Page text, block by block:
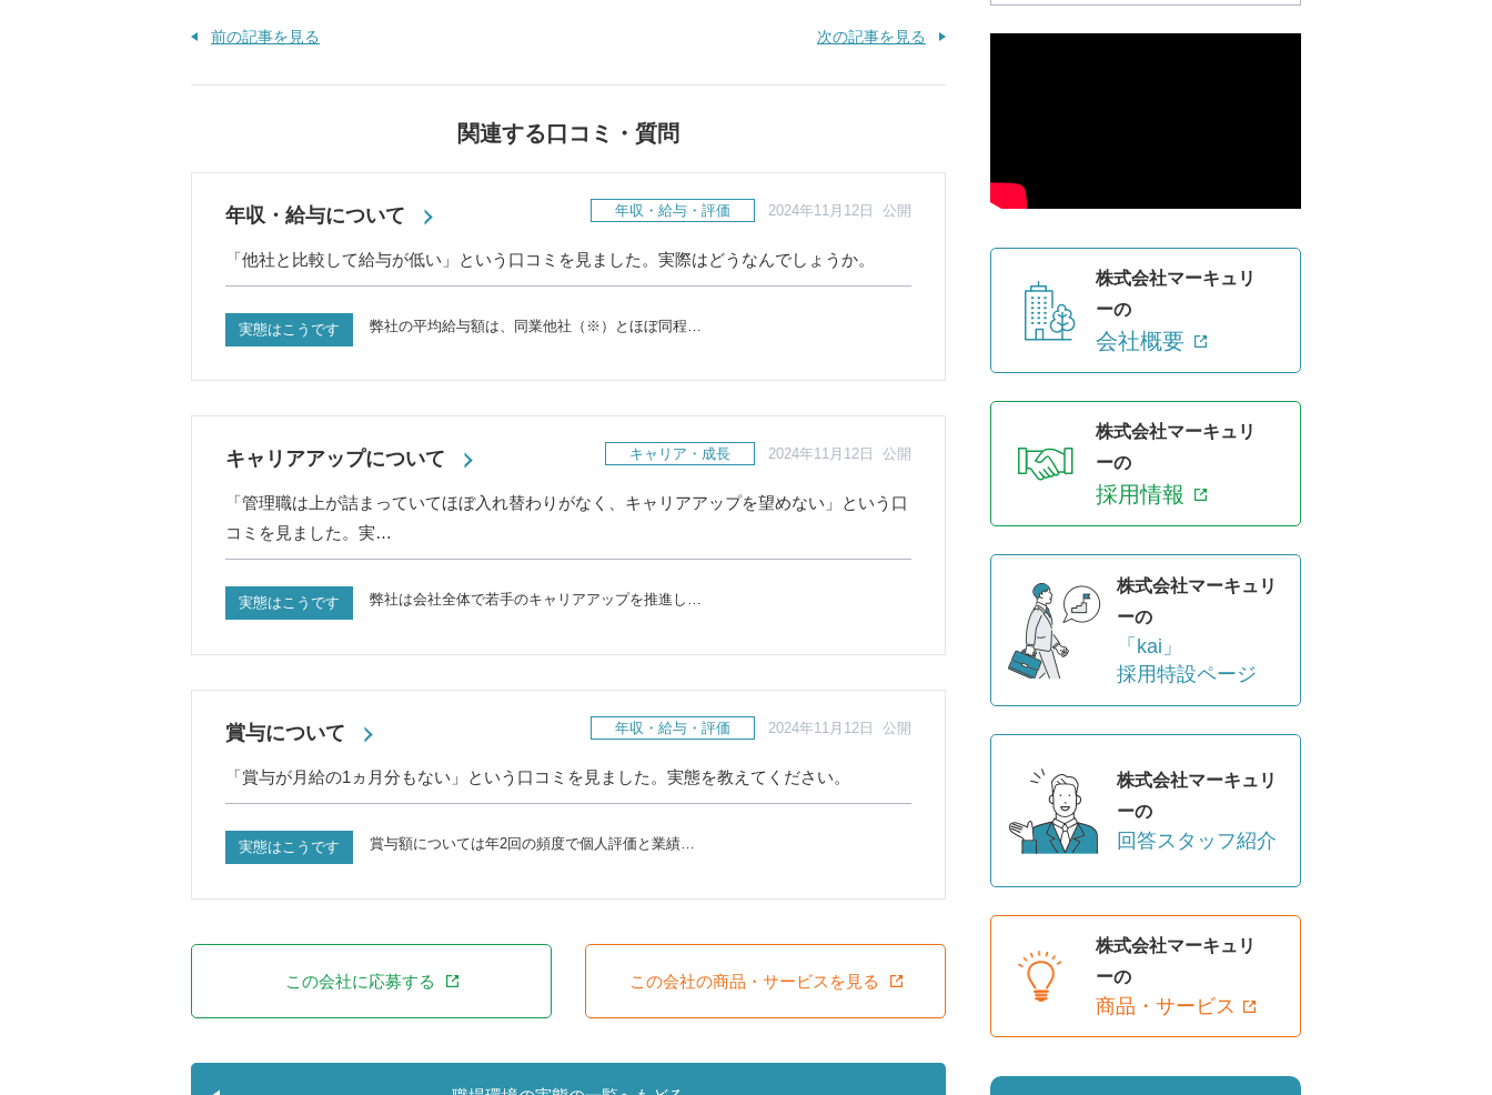
前の記事を見る 次の記事を見る
関連する口コミ・質問
年収・給与について 年収・給与・評価 2024年11月12日 公開
「他社と比較して給与が低い」という口コミを見ました。実際はどうなんでしょうか。
実態はこうです 弊社の平均給与額は、同業他社（※）とほぼ同程…
キャリアアップについて キャリア・成長 2024年11月12日 公開
「管理職は上が詰まっていてほぼ入れ替わりがなく、キャリアアップを望めない」という口
コミを見ました。実…
実態はこうです 弊社は会社全体で若手のキャリアアップを推進し…
賞与について 年収・給与・評価 2024年11月12日 公開
「賞与が月給の1ヵ月分もない」という口コミを見ました。実態を教えてください。
実態はこうです 賞与額については年2回の頻度で個人評価と業績…
この会社に応募する この会社の商品・サービスを見る
株式会社マーキュリ
ーの
会社概要
株式会社マーキュリ
ーの
採用情報
株式会社マーキュリ
ーの
「kai」
採用特設ページ
株式会社マーキュリ
ーの
回答スタッフ紹介
株式会社マーキュリ
ーの
商品・サービス